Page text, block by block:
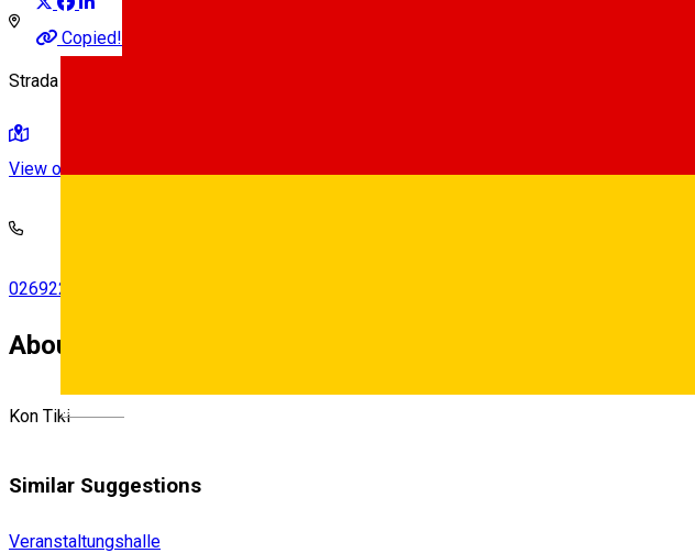
Deutsch
Copied!
Strada Tudor Vladimirescu 12, Sibiu, Romania
View on map
0269220350
About
Kon Tiki
Similar Suggestions
Veranstaltungshalle